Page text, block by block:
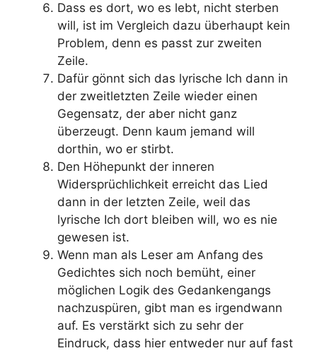
Dass es dort, wo es lebt, nicht sterben
will, ist im Vergleich dazu überhaupt kein
Problem, denn es passt zur zweiten
Zeile.
Dafür gönnt sich das lyrische Ich dann in
der zweitletzten Zeile wieder einen
Gegensatz, der aber nicht ganz
überzeugt. Denn kaum jemand will
dorthin, wo er stirbt.
Den Höhepunkt der inneren
Widersprüchlichkeit erreicht das Lied
dann in der letzten Zeile, weil das
lyrische Ich dort bleiben will, wo es nie
gewesen ist.
Wenn man als Leser am Anfang des
Gedichtes sich noch bemüht, einer
möglichen Logik des Gedankengangs
nachzuspüren, gibt man es irgendwann
auf. Es verstärkt sich zu sehr der
Eindruck, dass hier entweder nur auf fast